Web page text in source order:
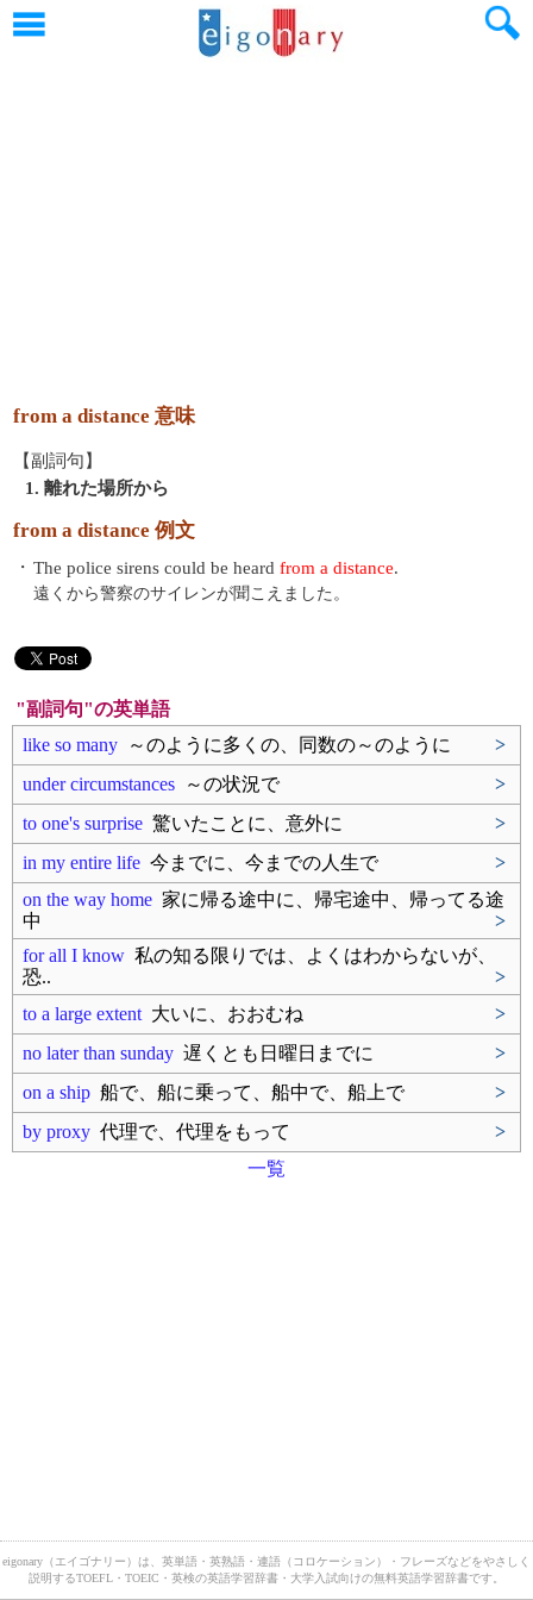
from a distance 意味
【副詞句】
1. 離れた場所から
from a distance 例文
・ The police sirens could be heard from a distance.
遠くから警察のサイレンが聞こえました。
"副詞句"の英単語
like so many ～のように多くの、同数の～のように
>
under circumstances ～の状況で
>
to one's surprise 驚いたことに、意外に
>
in my entire life 今までに、今までの人生で
>
on the way home 家に帰る途中に、帰宅途中、帰ってる途
中
>
for all I know 私の知る限りでは、よくはわからないが、
恐..
>
to a large extent 大いに、おおむね
>
no later than sunday 遅くとも日曜日までに
>
on a ship 船で、船に乗って、船中で、船上で
>
by proxy 代理で、代理をもって
>
一覧
eigonary（エイゴナリー）は、英単語・英熟語・連語（コロケーション）・フレーズなどをやさしく
説明するTOEFL・TOEIC・英検の英語学習辞書・大学入試向けの無料英語学習辞書です。